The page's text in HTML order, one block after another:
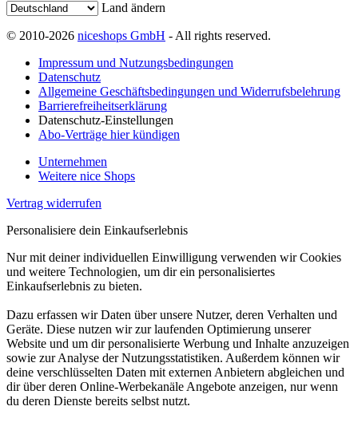
Land ändern
© 2010-2026 niceshops GmbH - All rights reserved.
Impressum und Nutzungsbedingungen
Datenschutz
Allgemeine Geschäftsbedingungen und Widerrufsbelehrung
Barrierefreiheitserklärung
Datenschutz-Einstellungen
Abo-Verträge hier kündigen
Unternehmen
Weitere nice Shops
Vertrag widerrufen
Personalisiere dein Einkaufserlebnis
Nur mit deiner individuellen Einwilligung verwenden wir Cookies
und weitere Technologien, um dir ein personalisiertes
Einkaufserlebnis zu bieten.
Dazu erfassen wir Daten über unsere Nutzer, deren Verhalten und
Geräte. Diese nutzen wir zur laufenden Optimierung unserer
Website und um dir personalisierte Werbung und Inhalte anzuzeigen
sowie zur Analyse der Nutzungsstatistiken. Außerdem können wir
deine verschlüsselten Daten mit externen Anbietern abgleichen und
dir über deren Online-Werbekanäle Angebote anzeigen, nur wenn
du deren Dienste bereits selbst nutzt.